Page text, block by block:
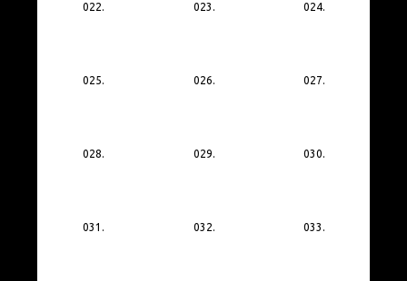
022. 023. 024.
025. 026. 027.
028. 029. 030.
031. 032. 033.